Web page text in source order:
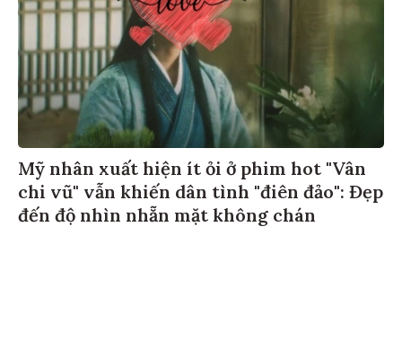
Mỹ nhân xuất hiện ít ỏi ở phim hot "Vân
chi vũ" vẫn khiến dân tình "điên đảo": Đẹp
đến độ nhìn nhẵn mặt không chán